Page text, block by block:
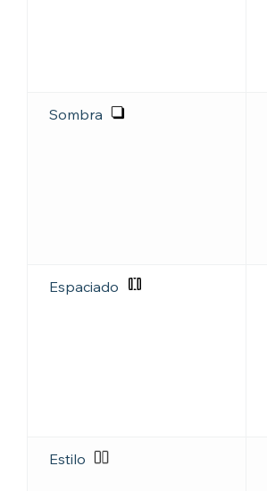
Sombra
Espaciado
Estilo